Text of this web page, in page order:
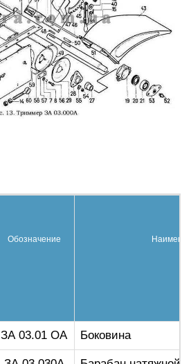
Обозначение
ЗА 03.01 ОА Боковина